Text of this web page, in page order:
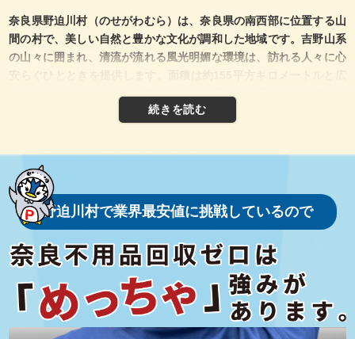
奈良県野迫川村（のせがわむら）は、奈良県の南西部に位置する山
間の村で、美しい自然と豊かな文化が調和した地域です。吉野山系
の山々に囲まれ、清流が流れる風光明媚な環境は、訪れる人々に心
大ですが、人口は少なく、静寂と自然の豊かさを感じられる魅力的
り、夏は新緑が目に眩しく、秋には紅葉が山を彩り、冬には雪景色
が静寂を深めます。また、清らかな川が村を流れ、鮎やアマゴなど
が生息しており、釣り愛好家にも人気のスポットとなっています。
さらに、野迫川村には「川湯温泉」や「湯の峰温泉」など、癒しを
提供する温泉地が点在しています。これらの温泉は、古くから湯治
場として親しまれ、現代でも訪れる人々にリラックスできる空間を
野迫川村は、古くから自然と共生しながら独自の文化を育んできま
した。村内には、修験道の行者が修行した歴史を感じさせるスポッ
トが点在しており、特に世界遺産に登録されている「紀伊山地の霊
野迫川村で業界最安値に挑戦しているので